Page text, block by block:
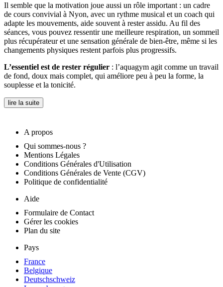
Il semble que la motivation joue aussi un rôle important : un cadre
de cours convivial à Nyon, avec un rythme musical et un coach qui
adapte les mouvements, aide souvent à rester assidu. Au fil des
séances, vous pouvez ressentir une meilleure respiration, un sommeil
plus récupérateur et une sensation générale de bien-être, même si les
changements physiques restent parfois plus progressifs.
L’essentiel est de rester régulier : l’aquagym agit comme un travail
de fond, doux mais complet, qui améliore peu à peu la forme, la
souplesse et la tonicité.
lire la suite
A propos
Qui sommes-nous ?
Mentions Légales
Conditions Générales d'Utilisation
Conditions Générales de Vente (CGV)
Politique de confidentialité
Aide
Formulaire de Contact
Gérer les cookies
Plan du site
Pays
France
Belgique
Deutschschweiz